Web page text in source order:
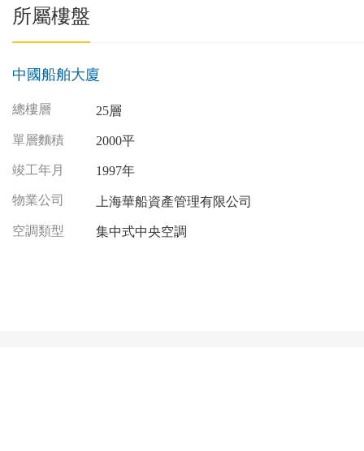
所屬樓盤
中國船舶大廈
總樓層 25層
單層麵積 2000平
竣工年月 1997年
物業公司 上海華船資產管理有限公司
空調類型 集中式中央空調